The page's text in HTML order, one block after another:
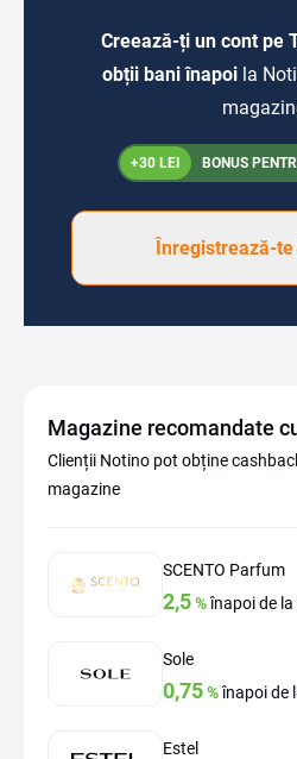
Creează-ți un cont pe
obții bani înapoi la
+30 LEI BONUS
Înregistrează-te
Magazine recomandate
Clienții Notino pot obține
magazine
SCENTO Parfum
2,5%înapoi de
Sole
0,75%înapoi de
Estel